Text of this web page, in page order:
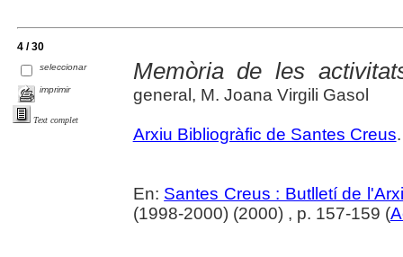
4 / 30
seleccionar
imprimir
Text complet
Memòria de les
general, M. Joana Virgili Gasol
Arxiu Bibliogràfic de Santes Creus.
En: Santes Creus : Butlletí de
(1998-2000) (2000) , p. 157-159 (